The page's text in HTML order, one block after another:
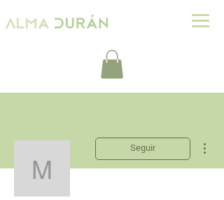
mercedesselina
Seguir